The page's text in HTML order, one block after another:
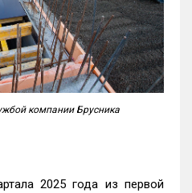
компании Брусника
2025 года из первой